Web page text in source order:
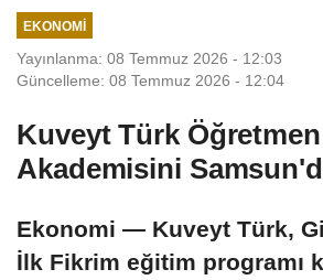
EKONOMI
Yayınlanma: 08 Temmuz 2026 - 12:03
Güncelleme: 08 Temmuz 2026 - 12:04
Kuveyt Türk Öğretmen
Akademisini
Ekonomi — Kuveyt Türk,
İlk Fikrim eğitim programı